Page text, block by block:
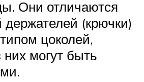
Они отличаются
держателей (крючки)
цоколей,
них могут быть